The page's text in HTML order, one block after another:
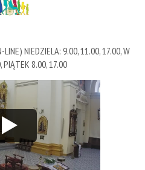
NIEDZIELA: 9.00, 11.00, 17.00, W
PIĄTEK 8.00, 17.00